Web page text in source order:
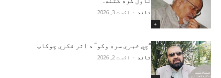
+
تاند - اګست 3, 2026
“چي خبري سره وکو” د اثر فکري چوکاټ
تاند - اګست 2, 2026